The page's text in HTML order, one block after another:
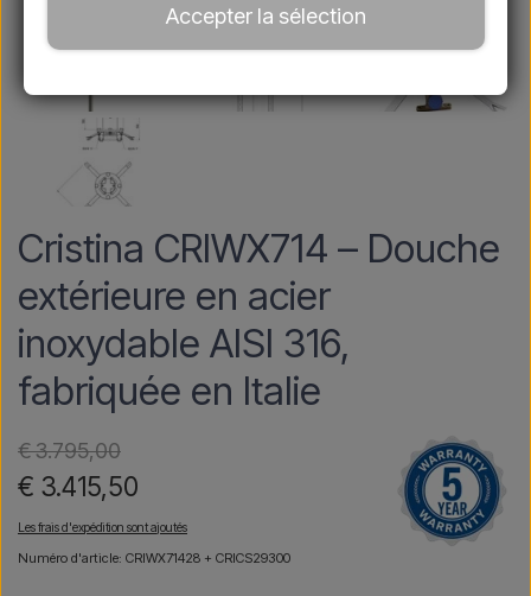
Cristina CRIWX714 – Douche
extérieure en acier
inoxydable AISI 316,
fabriquée en Italie
€ 3.795,00
€ 3.415,50
Les frais d'expédition sont ajoutés
Numéro d'article: CRIWX71428 + CRICS29300
Accepter la sélection